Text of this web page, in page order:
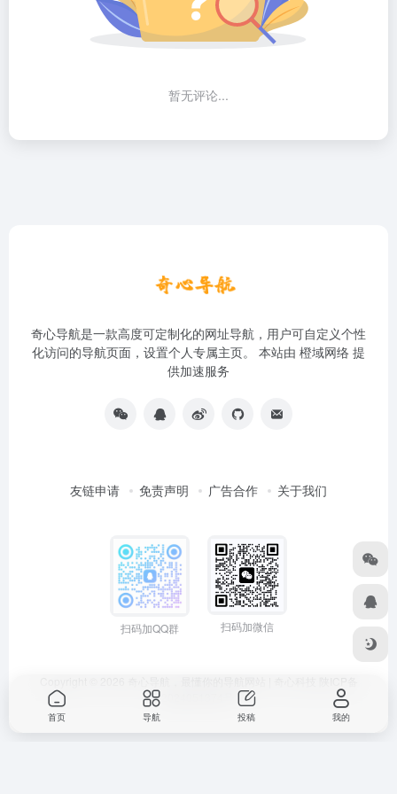
暂无评论...
奇心导航是一款高度可定制化的网址导航，用户可自定义个性
化访问的导航页面，设置个人专属主页。 本站由 橙域网络 提
供加速服务
友链申请 免责声明 广告合作 关于我们
扫码加QQ群 扫码加微信
首页 导航 投稿 我的